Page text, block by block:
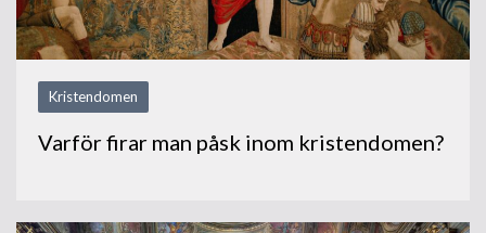
Kristendomen
Varför firar man påsk inom kristendomen?